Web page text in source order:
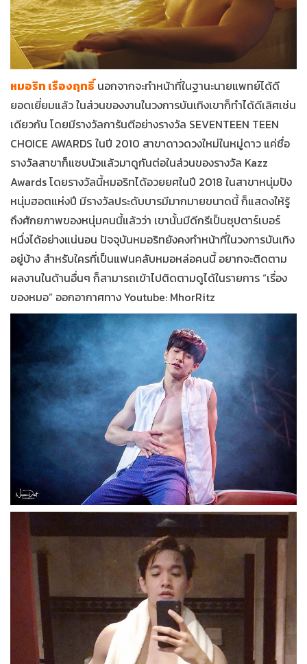
หมอริท เรืองฤทธิ์นอกจากจะทำหน้าที่ในฐานะนายแพทย์ได้ดี
ยอดเยี่ยมแล้ว ในส่วนของงานในวงการบันเทิงเขาก็ทำได้ดีเลิศเช่น
เดียวกัน โดยมีรางวัลการันตีอย่างรางวัล SEVENTEEN TEEN
CHOICE AWARDS ในปี 2010 สาขาดาวดวงใหม่ในหมู่ดาว แค่ชื่อ
รางวัลสาขาก็แซบนัวแล้วมาดูกันต่อในส่วนของรางวัล Kazz
Awards โดยรางวัลนี้หมอริทได้อวยยศในปี 2018 ในสาขาหนุ่มปัง
หนุ่มฮอตแห่งปี มีรางวัลประดับบารมีมากมายขนาดนี้ ก็แสดงให้รู้
ถึงศักยภาพของหนุ่มคนนี้แล้วว่า เขานั้นมีดีกรีเป็นซุปตาร์เบอร์
หนึ่งได้อย่างแน่นอน ปัจจุบันหมอริทยังคงทำหน้าที่ในวงการบันเทิง
อยู่บ้าง สำหรับใครที่เป็นแฟนคลับหมอหล่อคนนี้ อยากจะติดตาม
ผลงานในด้านอื่นๆ ก็สามารถเข้าไปติดตามดูได้ในรายการ “เรื่อง
ของหมอ” ออกอากาศทาง Youtube: MhorRitz